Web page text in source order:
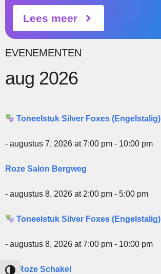
Lees meer
EVENEMENTEN
aug 2026
Toneelstuk Silver Foxes (Engelstalig)
- augustus 7, 2026 at 7:00 pm - 10:00 pm
Roze Salon Bergweg
- augustus 8, 2026 at 2:00 pm - 5:00 pm
Toneelstuk Silver Foxes (Engelstalig)
- augustus 8, 2026 at 7:00 pm - 10:00 pm
De Roze Schakel